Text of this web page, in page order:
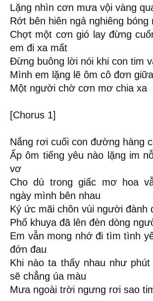
Lặng nhìn cơn mưa vội vàng
Rớt bên hiên ngả nghiêng bóng
Chợt một cơn gió lay đừng
em đi xa mất
Đừng buông lời nói khi con tim
Mình em lặng lẽ ôm cô đơn
Một người chờ cơn mơ chia xa
[Chorus 1]
Nắng rơi cuối con đường hàng
Ấp ôm tiếng yêu nào lặng im
vơ
Cho dù trong giấc mơ hoa
ngày mình bên nhau
Ký ức mãi chôn vùi người đành
Phố khuya đã lên đèn dòng
Em vẫn mong nhớ đi tìm tình
đớn đau
Khi nào ta thấy nhau như
sẽ chẳng úa màu
Mưa ngoài trời ngưng rơi sao